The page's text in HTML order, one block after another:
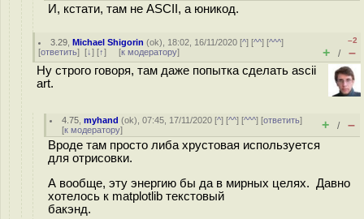
И, кстати, там не ASCII, а юникод.
3.29 ,Michael Shigorin (ok), 18:02, 16/11/2020 [^] [^^] [^^^]
[ответить] [↓] [↑] [к модератору]
–2
+ / –
Ну строго говоря, там даже попытка сделать ascii
art.
4.75 ,myhand (ok), 07:45, 17/11/2020 [^] [^^] [^^^] [ответить]
[к модератору] + / –
Вроде там просто либа хрустовая используется
для отрисовки.
А вообще, эту энергию бы да в мирных целях. Давно
хотелось к matplotlib текстовый
бакэнд.